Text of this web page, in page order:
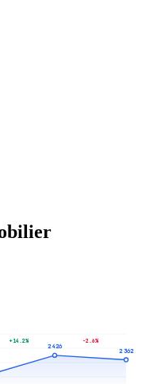
2 426
2 362
+14.2% -2.6%